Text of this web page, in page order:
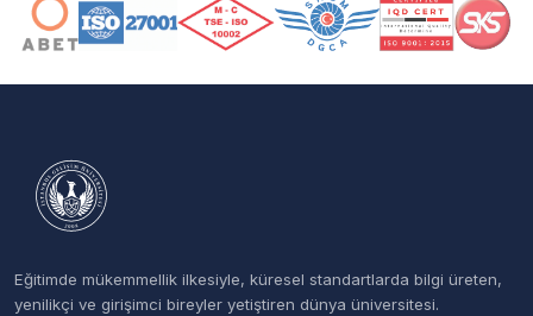
Eğitimde mükemmellik ilkesiyle, küresel standartlarda bilgi üreten,
yenilikçi ve girişimci bireyler yetiştiren dünya üniversitesi.